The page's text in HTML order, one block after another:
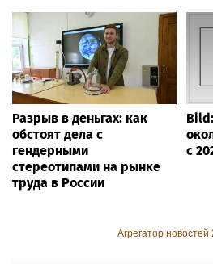
Разрыв в деньгах: как
обстоят дела с
гендерными
стереотипами на рынке
труда в России
с
Агрегатор